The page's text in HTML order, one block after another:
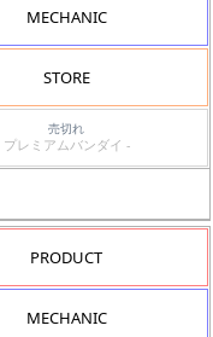
MECHANIC
STORE
売切れ
プレミアムバンダイ -
PRODUCT
MECHANIC